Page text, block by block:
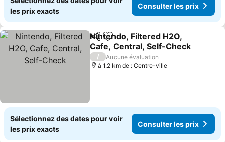
les prix exacts
Consulter les prix
PartagerAjouter à mes favoris
Nintendo, Filtered H2O,
Cafe, Central, Self-Check
Consulter les prix
/
Aucune évaluation
à 1.2 km de : Centre-ville
Sélectionnez des dates pour voir
les prix exacts
Consulter les prix